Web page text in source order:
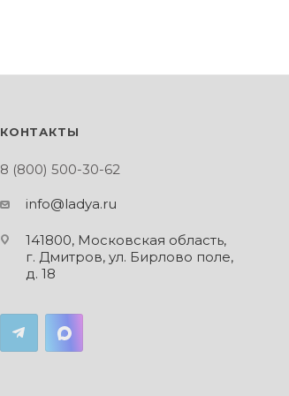
КОНТАКТЫ
8 (800) 500-30-62
info@ladya.ru
141800, Московская область,
г. Дмитров, ул. Бирлово поле,
д. 18